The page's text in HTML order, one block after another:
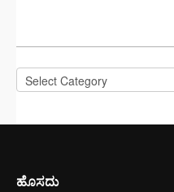
Categories
ಹೊಸದು